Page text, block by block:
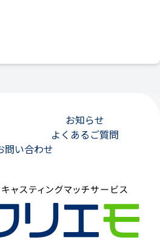
お知らせ
よくあるご質問
問い合わせ